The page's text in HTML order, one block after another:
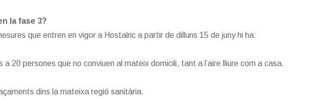
la fase 3?
que entren en vigor a Hostalric a partir de dilluns 15 de juny hi ha:
a 20 persones que no conviuen al mateix domicili, tant a l’aire lliure com a casa.
dins la mateixa regió sanitària.